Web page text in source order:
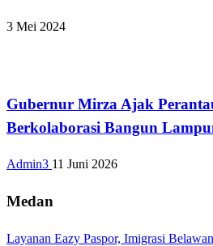
3 Mei 2024
Gubernur Mirza Ajak
Berkolaborasi Bangun
Admin3 11 Juni 2026
Medan
Layanan Eazy Paspor, Imigrasi